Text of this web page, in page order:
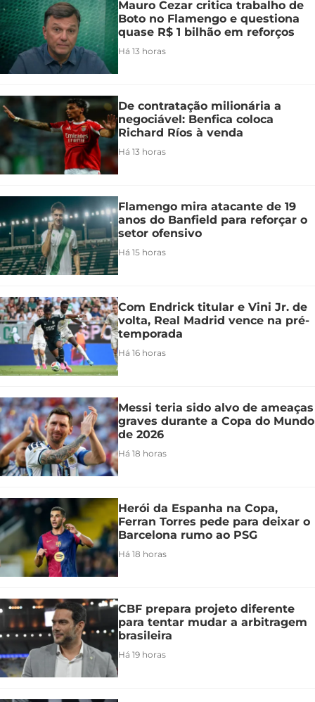
Mauro Cezar critica trabalho de
Boto no Flamengo e questiona
quase R$ 1 bilhão em reforços
Há 13 horas
De contratação milionária a
negociável: Benfica coloca
Richard Ríos à venda
Há 13 horas
Flamengo mira atacante de 19
anos do Banfield para reforçar o
setor ofensivo
Há 15 horas
Com Endrick titular e Vini Jr. de
volta, Real Madrid vence na pré-
temporada
Há 16 horas
Messi teria sido alvo de ameaças
graves durante a Copa do Mundo
de 2026
Há 18 horas
Herói da Espanha na Copa,
Ferran Torres pede para deixar o
Barcelona rumo ao PSG
Há 18 horas
CBF prepara projeto diferente
para tentar mudar a arbitragem
brasileira
Há 19 horas